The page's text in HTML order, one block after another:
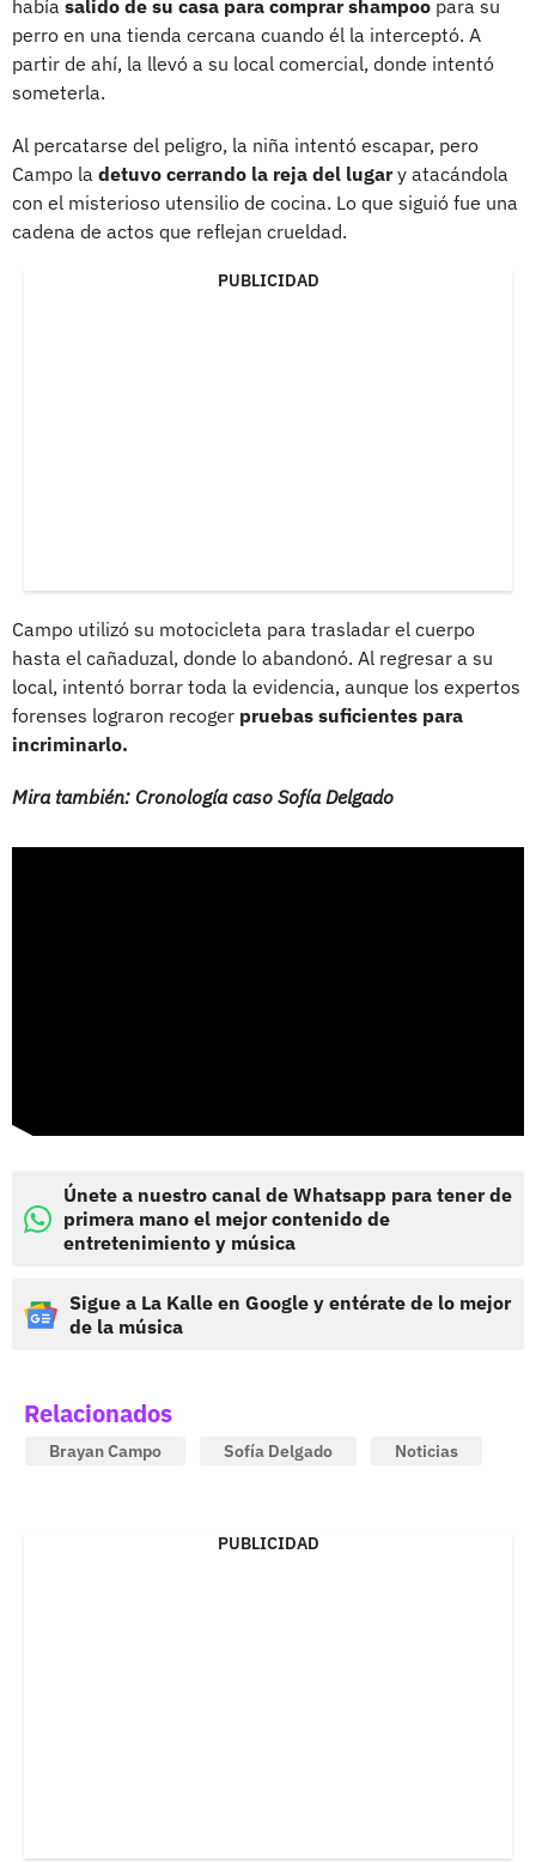
había salido de su casa para comprar shampoo para su
perro en una tienda cercana cuando él la interceptó. A
partir de ahí, la llevó a su local comercial, donde intentó
someterla.
Al percatarse del peligro, la niña intentó escapar, pero
Campo la detuvo cerrando la reja del lugary atacándola
con el misterioso utensilio de cocina. Lo que siguió fue una
cadena de actos que reflejan crueldad.
PUBLICIDAD
Campo utilizó su motocicleta para trasladar el cuerpo
hasta el cañaduzal, donde lo abandonó. Al regresar a su
local, intentó borrar toda la evidencia, aunque los expertos
forenses lograron recoger pruebas suficientes para
incriminarlo.
Mira también: Cronología caso Sofía Delgado
Únete a nuestro canal de Whatsapp para tener de
primera mano el mejor contenido de
entretenimiento y música
Sigue a La Kalle en Google y entérate de lo mejor
de la música
Relacionados
Brayan Campo Sofía Delgado Noticias
PUBLICIDAD